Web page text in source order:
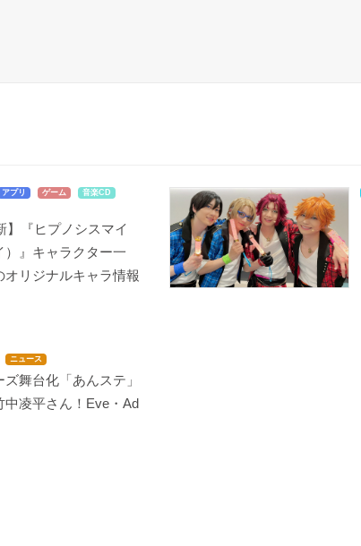
アプリ ゲーム
音楽CD
】『ヒプノシスマイ
）』キャラクター一
オリジナルキャラ情報
ニュース
舞台化「あんステ」
中凌平さん！Eve・Ad